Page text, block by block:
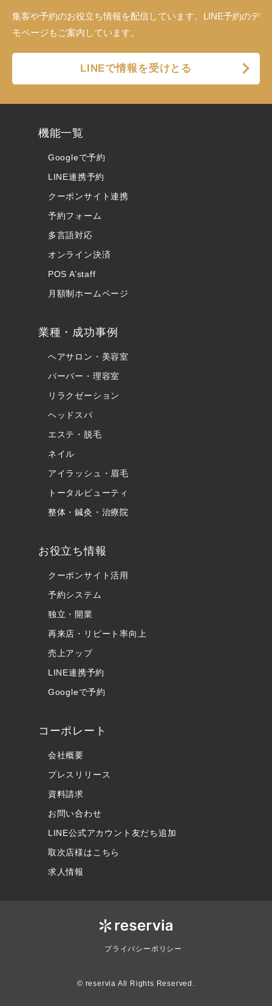
集客や予約のお役立ち情報を配信しています。LINE予約のデ
モページもご案内しています。
LINEで情報を受けとる
機能一覧
Googleで予約
LINE連携予約
クーポンサイト連携
予約フォーム
多言語対応
オンライン決済
POS A’staff
月額制ホームページ
業種・成功事例
ヘアサロン・美容室
バーバー・理容室
リラクゼーション
ヘッドスパ
エステ・脱毛
ネイル
アイラッシュ・眉毛
トータルビューティ
整体・鍼灸・治療院
お役立ち情報
クーポンサイト活用
予約システム
独立・開業
再来店・リピート率向上
売上アップ
LINE連携予約
Googleで予約
コーポレート
会社概要
プレスリリース
資料請求
お問い合わせ
LINE公式アカウント友だち追加
取次店様はこちら
求人情報
プライバシーポリシー
© reservia All Rights Reserved.